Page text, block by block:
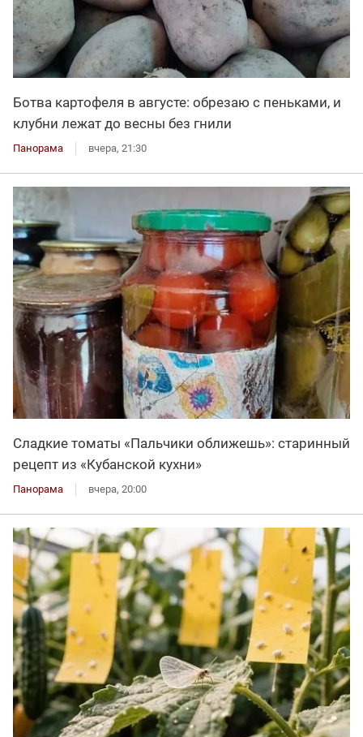
Ботва картофеля в августе: обрезаю с пеньками, и
клубни лежат до весны без гнили
Панорама вчера, 21:30
Сладкие томаты «Пальчики оближешь»: старинный
рецепт из «Кубанской кухни»
Панорама вчера, 20:00